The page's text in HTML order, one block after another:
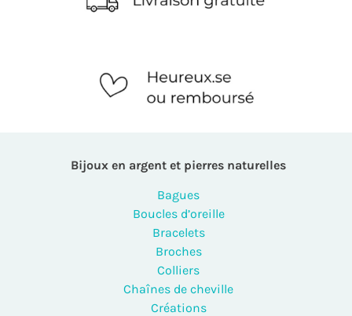
Bijoux en argent et pierres naturelles
Bagues
Boucles d’oreille
Bracelets
Broches
Colliers
Chaînes de cheville
Créations